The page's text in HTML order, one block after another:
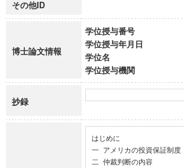
その他ID
博士論文情報
学位授与番号
学位授与年月日
学位名
学位授与機関
抄録
はじめに
一 アメリカの投資保証制度
二 仲裁判断の内容